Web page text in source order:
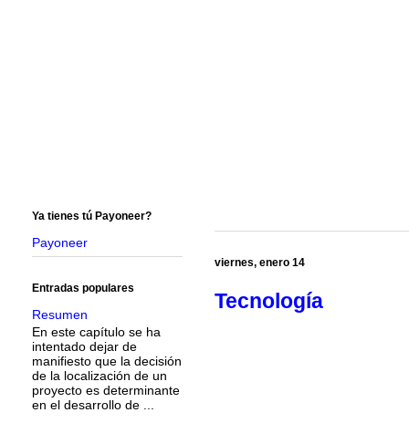
viernes, enero 14
Tecnología
Ya tienes tú Payoneer?
Payoneer
Entradas populares
Resumen
En este capítulo se ha
intentado dejar de
manifiesto que la decisión
de la localización de un
proyecto es determinante
en el desarrollo de ...